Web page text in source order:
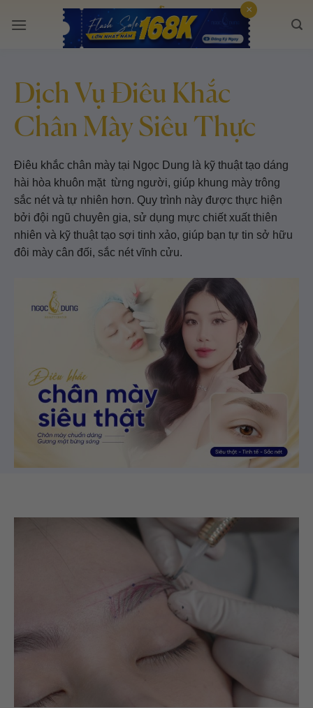
qua
Dịch Vụ Điêu Khắc
Chân Mày Siêu Thực
Điêu khắc chân mày tại Ngọc Dung là kỹ thuật tạo dáng
hài hòa khuôn mặt từng người, giúp khung mày trông
sắc nét và tự nhiên hơn. Quy trình này được thực hiện
bởi đội ngũ chuyên gia, sử dụng mực chiết xuất thiên
nhiên và kỹ thuật tạo sợi tinh xảo, giúp bạn tự tin sở hữu
đôi mày cân đối, sắc nét vĩnh cửu.
×